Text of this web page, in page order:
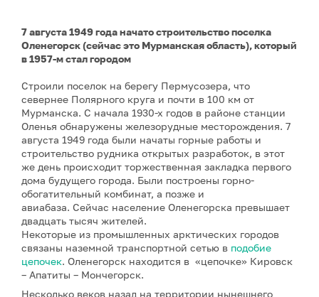
7 августа 1949 года начато строительство поселка
Оленегорск (сейчас это Мурманская область), который
в 1957-м стал городом
Строили поселок на берегу Пермусозера, что
севернее Полярного круга и почти в 100 км от
Мурманска. С начала 1930-х годов в районе станции
Оленья обнаружены железорудные месторождения. 7
августа 1949 года были начаты горные работы и
строительство рудника открытых разработок, в этот
же день происходит торжественная закладка первого
дома будущего города. Были построены горно-
обогатительный комбинат, а позже и
авиабаза. Сейчас население Оленегорска превышает
двадцать тысяч жителей.
Некоторые из промышленных арктических городов
связаны наземной транспортной сетью в подобие
цепочек. Оленегорск находится в «цепочке» Кировск
– Апатиты – Мончегорск.
Несколько веков назад на территории нынешнего